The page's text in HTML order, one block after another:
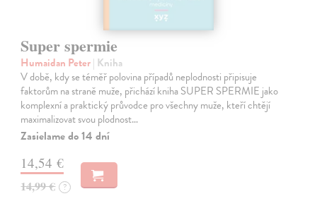
Super spermie
Humaidan Peter| Kniha
V době, kdy se téměř polovina případů neplodnosti připisuje
faktorům na straně muže, přichází kniha SUPER SPERMIE jako
komplexní a praktický průvodce pro všechny muže, kteří chtějí
maximalizovat svou plodnost…
Zasielame do 14 dní
14,54 €
14,99 € ?